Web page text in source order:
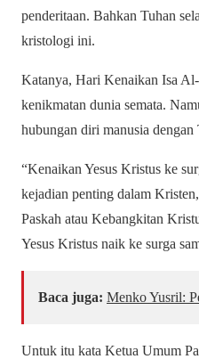
penderitaan. Bahkan Tuhan
kristologi ini.
Katanya, Hari Kenaikan Isa
kenikmatan dunia semata.
hubungan diri manusia dengan
“Kenaikan Yesus Kristus ke
kejadian penting dalam
Paskah atau Kebangkitan
Yesus Kristus naik ke surga
Baca juga: Menko Yusril:
Untuk itu kata Ketua Umum